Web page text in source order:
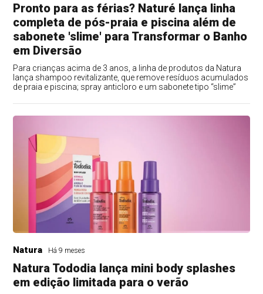
Pronto para as férias? Naturé lança linha
completa de pós-praia e piscina além de
sabonete 'slime' para Transformar o Banho
em Diversão
Para crianças acima de 3 anos, a linha de produtos da Natura
lança shampoo revitalizante, que remove resíduos acumulados
de praia e piscina; spray anticloro e um sabonete tipo “slime”
Natura Há 9 meses
Natura Tododia lança mini body splashes
em edição limitada para o verão